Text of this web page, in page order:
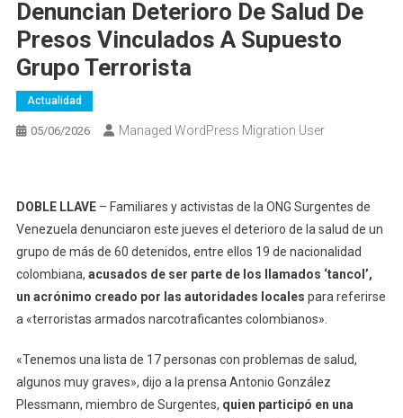
Denuncian Deterioro De Salud De
Presos Vinculados A Supuesto
Grupo Terrorista
Actualidad
05/06/2026 Managed WordPress Migration User
DOBLE LLAVE– Familiares y activistas de la ONG Surgentes de
Venezuela denunciaron este jueves el deterioro de la salud de un
grupo de más de 60 detenidos, entre ellos 19 de nacionalidad
colombiana, acusados de ser parte de los llamados ‘tancol’,
un acrónimo creado por las autoridades locales para referirse
a «terroristas armados narcotraficantes colombianos».
«Tenemos una lista de 17 personas con problemas de salud,
algunos muy graves», dijo a la prensa Antonio González
Plessmann, miembro de Surgentes, quien participó en una